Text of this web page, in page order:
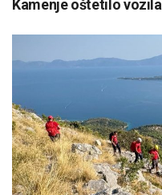
Kamenje oštetilo vozila